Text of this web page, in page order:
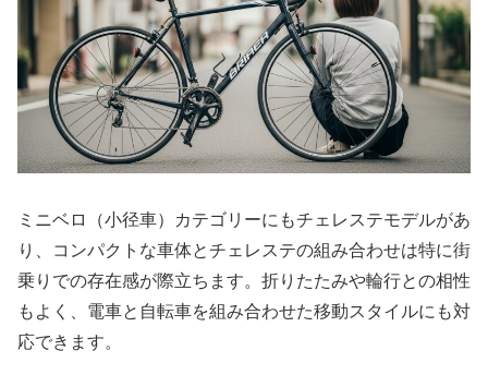
ミニベロ（小径車）カテゴリーにもチェレステモデルがあ
り、コンパクトな車体とチェレステの組み合わせは特に街
乗りでの存在感が際立ちます。折りたたみや輪行との相性
もよく、電車と自転車を組み合わせた移動スタイルにも対
応できます。